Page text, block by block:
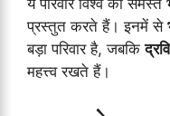
प्रस्तुत करते हैं। इनमें से
बड़ा परिवार है, जबकि
महत्त्व रखते हैं।